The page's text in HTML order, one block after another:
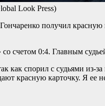
Look Press)
получил
счетом 0:4. Главным
как спорил с судьями
красную карточку. Я ее